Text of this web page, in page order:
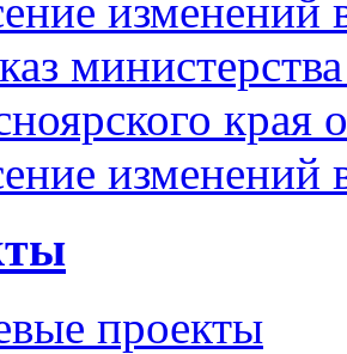
изменений
изменений
проекты